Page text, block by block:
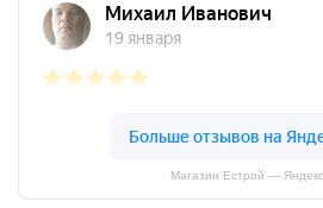
Магазин Естрой —